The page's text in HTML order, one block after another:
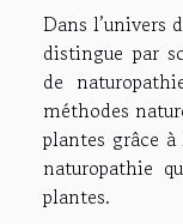
Dans l’univers
distingue par
de
méthodes
plantes grâce
naturopathie
plantes.